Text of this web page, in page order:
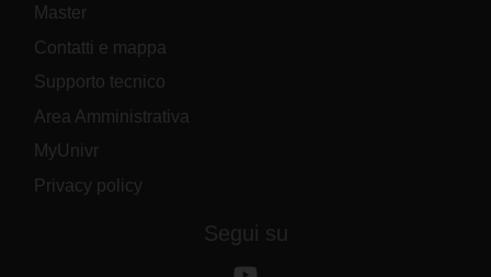
Master
Contatti e mappa
Supporto tecnico
Area Amministrativa
MyUnivr
Privacy policy
Segui su